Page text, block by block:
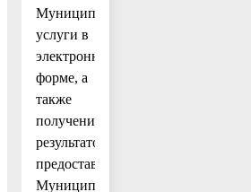
Муниципальной
услуги в
электронной
форме, а
также
получение
результатов
предоставления
Муниципальной